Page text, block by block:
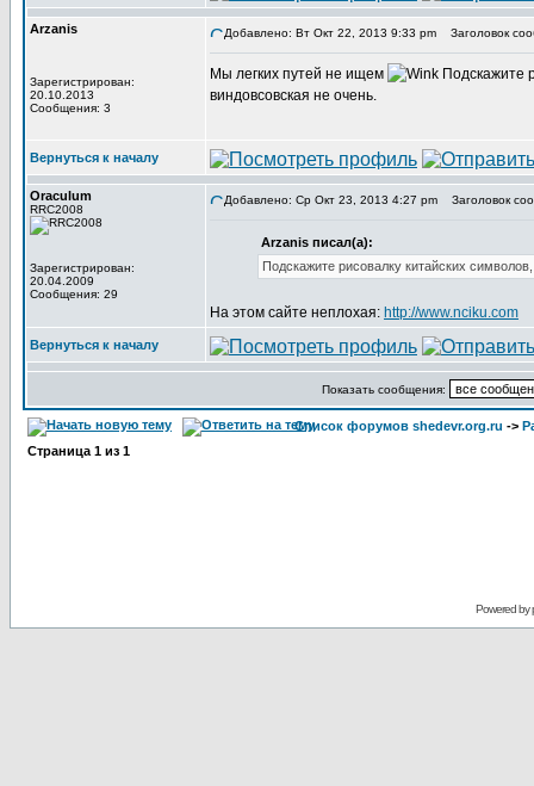
Arzanis
Зарегистрирован:
20.10.2013
Сообщения: 3
Добавлено: Вт Окт 22, 2013 9:33 pm Заголовок
Мы легких путей не ищем
Подскажите
виндовсовская не очень.
Вернуться к началу
Oraculum
RRC2008
Зарегистрирован:
20.04.2009
Сообщения: 29
Добавлено: Ср Окт 23, 2013 4:27 pm Заголовок
Arzanis писал(а):
Подскажите рисовалку китайских
На этом сайте неплохая: http://www.nciku.com
Вернуться к началу
Показать сообщения:
Список форумов shedevr.org.ru ->
Страница 1 из 1
Powered by